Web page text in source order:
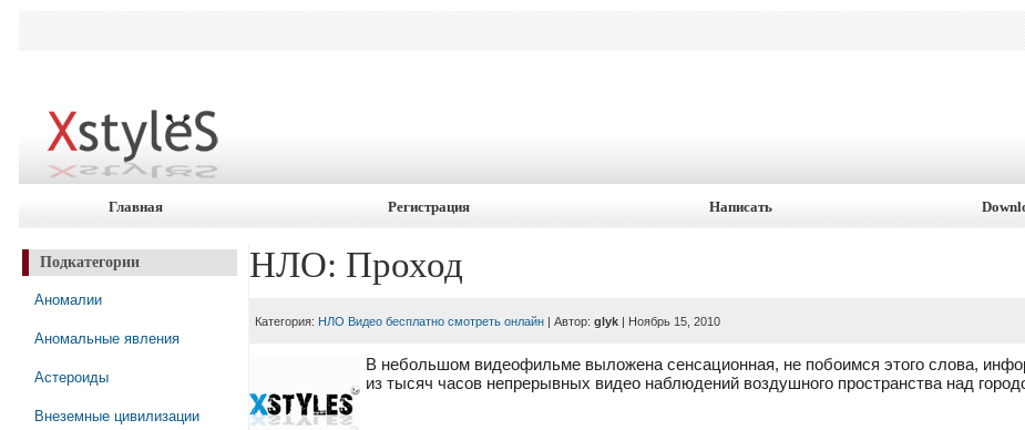
Главная Регистрация Написать
Подкатегории
Аномалии
Аномальные явления
Астероиды
Внеземные цивилизации
НЛО: Проход
Категория: НЛО Видео бесплатно смотреть онлайн | Автор:glyk | Ноябрь 15, 2010
В небольшом видеофильме выложена сенсационная, не побоимся этого слова,
из тысяч часов непрерывных видео наблюдений воздушного пространства над